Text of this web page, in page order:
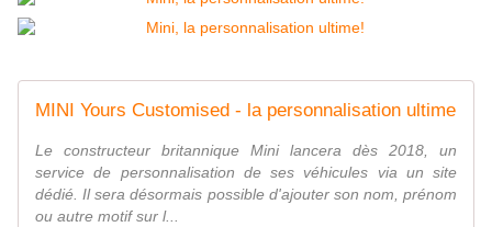
MINI Yours Customised - la personnalisation ultime
Le constructeur britannique Mini lancera dès 2018, un
service de personnalisation de ses véhicules via un site
dédié. Il sera désormais possible d'ajouter son nom, prénom
ou autre motif sur l...